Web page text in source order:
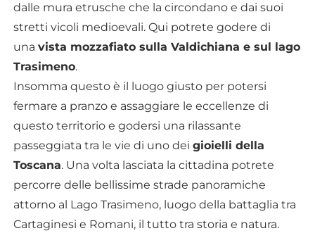
dalle mura etrusche che la circondano e dai suoi
stretti vicoli medioevali. Qui potrete godere di
una vista mozzafiato sulla Valdichiana e sul lago
Trasimeno.
Insomma questo è il luogo giusto per potersi
fermare a pranzo e assaggiare le eccellenze di
questo territorio e godersi una rilassante
passeggiata tra le vie di uno dei gioielli della
Toscana. Una volta lasciata la cittadina potrete
percorre delle bellissime strade panoramiche
attorno al Lago Trasimeno, luogo della battaglia tra
Cartaginesi e Romani, il tutto tra storia e natura.